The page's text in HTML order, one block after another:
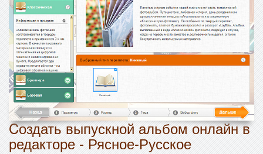
Cоздать выпускной альбом онлайн в
редакторе - Рясное-Русское